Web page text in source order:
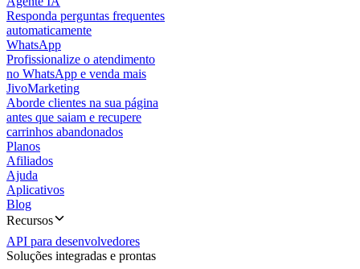
Responda perguntas frequentes
automaticamente
WhatsApp
Profissionalize o atendimento
no WhatsApp e venda mais
JivoMarketing
Aborde clientes na sua página
antes que saiam e recupere
carrinhos abandonados
Planos
Afiliados
Ajuda
Aplicativos
Blog
Recursos
API para desenvolvedores
Soluções integradas e prontas